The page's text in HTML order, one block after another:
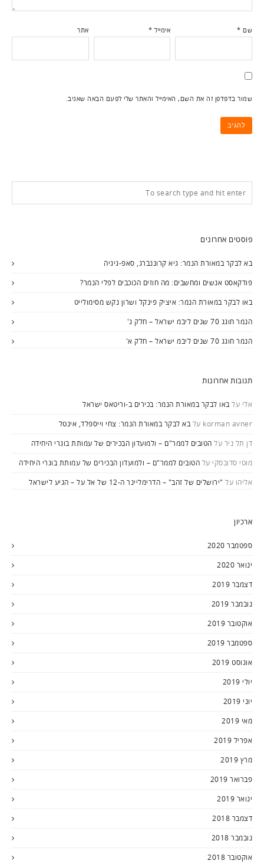
שם * אימייל * אתר
שמור בדפדפן זה את השם, האימייל והאתר שלי לפעם הבאה שאגיב.
פוסטים אחרונים
בא לבקר במאורת הנמר: גיא קרוננברג, סאפ-גיגיה
פודקאסט אנשים ומחשבים: מה חוזים הכוכבים לפלי הנמר?
באו לבקר במאורת הנמר: איציק פינקל ושרון נקש מסימולייט
הנמר חוגג 70 שנים ליבמ ישראל – חלק ג'
הנמר חוגג 70 שנים ליבמ ישראל – חלק א'
תגובות אחרונות
אלי עלבאו לבקר במאורת הנמר: בכירים ב-וריטאס ישראל
korman avner עלבא לבקר במאורת הנמר: צחי וייספלד, אינטל
דן תל ניר על הטובים לממר"ם – ולמועדון הבכירים של עמותת בוגרי היחידה
מוטי סדובסקי על הטובים לממר"ם – ולמועדון הבכירים של עמותת בוגרי היחידה
אליהו על "ירושלים של זהב" – הדרימליינר ה-12 של אל על – הגיע לישראל
ארכיון
ספטמבר 2020
ינואר 2020
דצמבר 2019
נובמבר 2019
אוקטובר 2019
ספטמבר 2019
אוגוסט 2019
יולי 2019
יוני 2019
מאי 2019
אפריל 2019
מרץ 2019
פברואר 2019
ינואר 2019
דצמבר 2018
נובמבר 2018
אוקטובר 2018